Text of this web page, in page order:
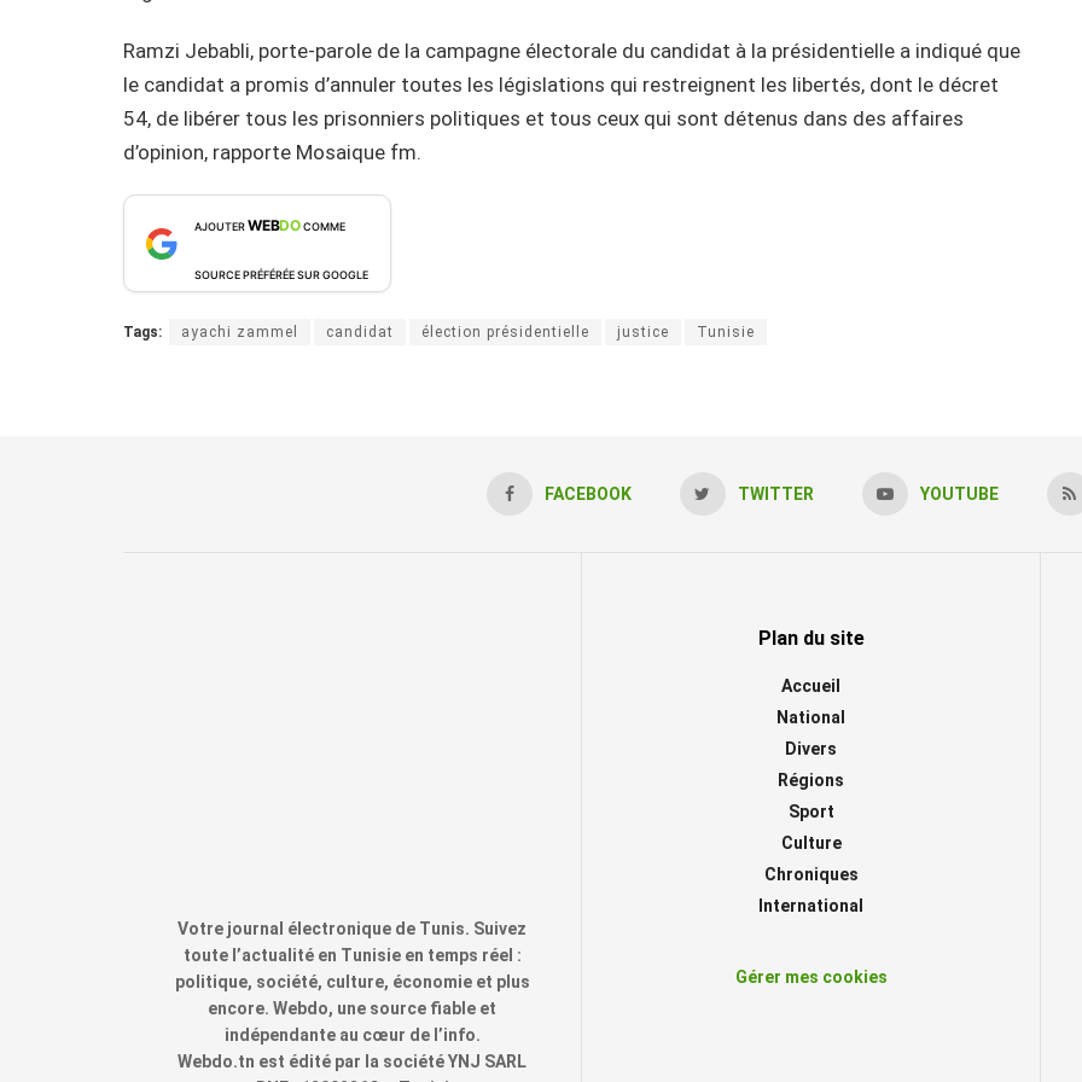
Ramzi Jebabli, porte-parole de la campagne électorale du candidat à la présidentielle a indiqué que
le candidat a promis d’annuler toutes les législations qui restreignent les libertés, dont le décret
54, de libérer tous les prisonniers politiques et tous ceux qui sont détenus dans des affaires
d’opinion, rapporte Mosaique fm.
AJOUTERWEBDOCOMME
SOURCE PRÉFÉRÉE SUR GOOGLE
Tags: ayachi zammel candidat élection présidentielle justice Tunisie
FACEBOOK TWITTER YOUTUBE
Votre journal électronique de Tunis. Suivez
toute l’actualité en Tunisie en temps réel :
politique, société, culture, économie et plus
encore. Webdo, une source fiable et
indépendante au cœur de l’info.
Webdo.tn est édité par la société YNJ SARL
Plan du site
Accueil
National
Divers
Régions
Sport
Culture
Chroniques
International
Gérer mes cookies